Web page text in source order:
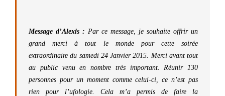
Message d’Alexis : Par ce message, je souhaite offrir un
grand merci à tout le monde pour cette soirée
extraordinaire du samedi 24 Janvier 2015. Merci avant tout
au public venu en nombre très important. Réunir 130
personnes pour un moment comme celui-ci, ce n’est pas
rien pour l’ufologie. Cela m’a permis de faire la